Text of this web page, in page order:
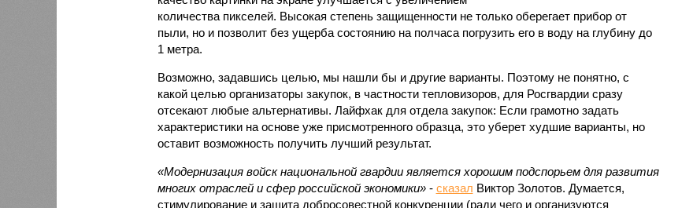
количества пикселей. Высокая степень защищенности не только оберегает прибор от
пыли, но и позволит без ущерба состоянию на полчаса погрузить его в воду на глубину до
1 метра.
Возможно, задавшись целью, мы нашли бы и другие варианты. Поэтому не понятно, с
какой целью организаторы закупок, в частности тепловизоров, для Росгвардии сразу
отсекают любые альтернативы. Лайфхак для отдела закупок: Если грамотно задать
характеристики на основе уже присмотренного образца, это уберет худшие варианты, но
оставит возможность получить лучший результат.
«Модернизация войск национальной гвардии является хорошим подспорьем для развития
многих отраслей и сфер российской экономики»- сказал Виктор Золотов. Думается,
стимулирование и защита добросовестной конкуренции (ради чего и организуются